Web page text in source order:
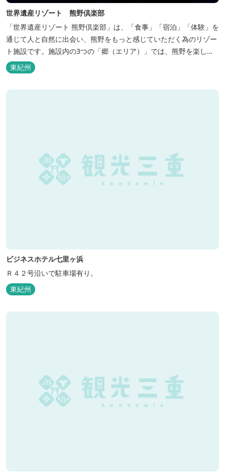
世界遺産リゾート 熊野倶楽部
「世界遺産リゾート 熊野倶楽部」は、「食事」「宿泊」「体験」を
通じて人と自然に出会い、熊野をもっと感じていただく為のリゾー
ト施設です。施設内の3つの「郷（エリア）」では、熊野を楽しむ
為の多彩なイベンを開催。施設内のいたるところに、熊野灘の青い
海や雄大な夕日の大パノラマ等、大自然を感じていただけるよう設
東紀州
ビジネスホテル七里ヶ浜
Ｒ４２号沿いで駐車場有り。
東紀州